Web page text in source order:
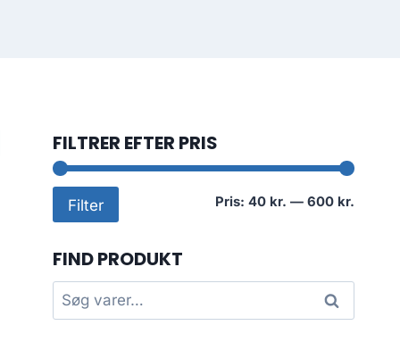
FILTRER EFTER PRIS
Filter Pris: 40 kr. — 600 kr.
FIND PRODUKT
Søg
efter:
Søg